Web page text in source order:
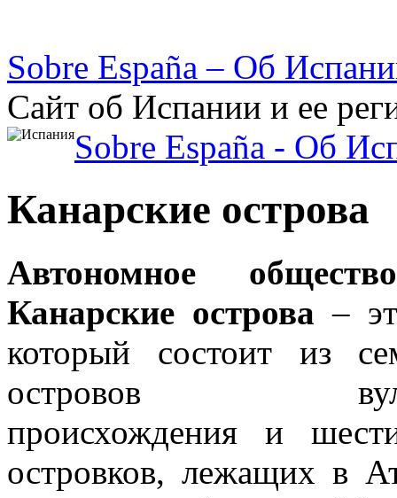
Sobre España – Об
Сайт об Испании и ее
Sobre España - Об
Канарские острова
Автономное
Канарские острова –
который состоит из
островов
происхождения и
островков, лежащих в